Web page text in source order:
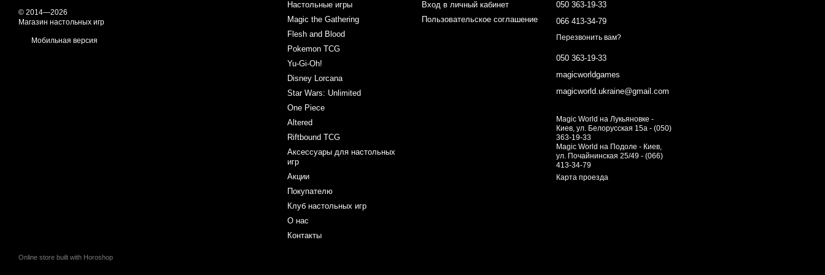
© 2014—2026
Магазин настольных игр
Мобильная версия
Online store built with Horoshop
Настольные игры
Magic the Gathering
Flesh and Blood
Pokemon TCG
Yu-Gi-Oh!
Disney Lorcana
Star Wars: Unlimited
One Piece
Altered
Riftbound TCG
Аксессуары для настольных
игр
Акции
Покупателю
Клуб настольных игр
О нас
Контакты
Вход в личный кабинет
Пользовательское соглашение
050 363-19-33
066 413-34-79
Перезвонить вам?
050 363-19-33
magicworldgames
magicworld.ukraine@gmail.com
Magic World на Лукьяновке -
Киев, ул. Белорусская 15а - (050)
363-19-33
Magic World на Подоле - Киев,
ул. Почайнинская 25/49 - (066)
413-34-79
Карта проезда